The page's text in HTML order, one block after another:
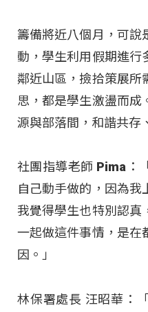
籌備將近八個月，可說
動，學生利用假期進行
鄰近山區，撿拾策展所
思，都是學生激盪而成
源與部落間，和諧共存
社團指導老師 Pima：
自己動手做的，因為我
我覺得學生也特別認真
一起做這件事情，是在
因。」
林保署處長 汪昭華：